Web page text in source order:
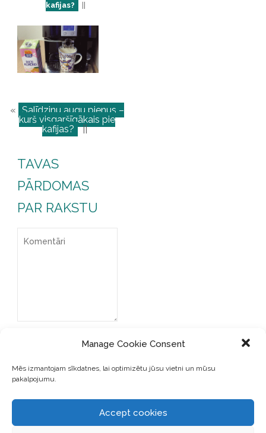
Manage Cookie Consent
Mēs izmantojam sīkdatnes, lai optimizētu jūsu vietni un mūsu
pakalpojumu.
Accept cookies
kafijas?
« Salīdzinu augu pienus –
kurš visgaršīgākais pie
kafijas? ||
TAVAS
PĀRDOMAS
PAR RAKSTU
SAGLABĀJIET MANU VĀRDU,
E-PASTA ADRESI UN VIETNI
ŠAJĀ PĀRLŪKPROGRAMMĀ